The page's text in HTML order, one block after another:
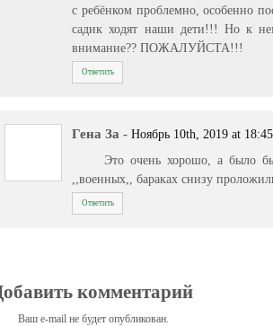
с ребёнком проблемно, особенно
садик ходят наши дети!!! Но к
внимание?? ПОЖАЛУЙСТА!!!
Ответить
Гена За - Ноябрь 10th, 2019 at 18:45
Это очень хорошо, а было
,,военных,, бараках снизу
Ответить
комментарий
Ваш e-mail не будет опубликован.